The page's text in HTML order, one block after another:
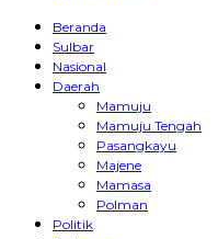
Beranda
Sulbar
Nasional
Daerah
Mamuju
Mamuju Tengah
Pasangkayu
Majene
Mamasa
Polman
Politik